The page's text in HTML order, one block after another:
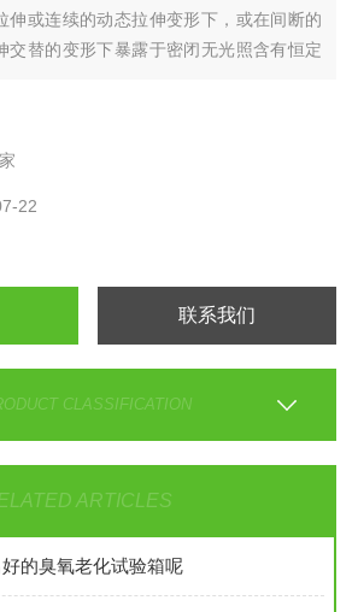
伸或连续的动态拉伸变形下，或在间断的
交替的变形下暴露于密闭无光照含有恒定
度，以评定橡胶的耐臭氧老化性能。
22
联系我们
CLASSIFICATION
ARTICLES
的臭氧老化试验箱呢